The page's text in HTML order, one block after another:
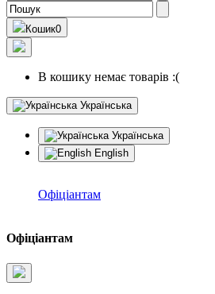
Кошик0
В кошику немає товарів :(
Українська
Українська
English
Офіціантам
Офіціантам